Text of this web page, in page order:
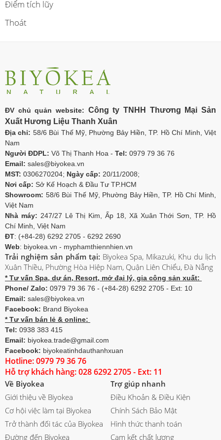
Điểm tích lũy
Thoát
ĐV chủ quản website: Công ty TNHH Thương Mại Sản
Xuất Hương Liệu Thanh Xuân
Địa chỉ: 58/6 Bùi Thế Mỹ, Phường Bảy Hiền, TP. Hồ Chí Minh, Việt
Nam
Người ĐDPL: Võ Thị Thanh Hoa - Tel: 0979 79 36 76
Email: sales@biyokea.vn
MST: 0306270204; Ngày cấp: 20/11/2008;
Nơi cấp: Sở Kế Hoạch & Đầu Tư TP.HCM
Showroom: 58/6 Bùi Thế Mỹ, Phường Bảy Hiền, TP. Hồ Chí Minh,
Việt Nam
Nhà máy: 247/27 Lê Thị Kim, Ấp 18, Xã Xuân Thới Sơn, TP. Hồ
Chí Minh, Việt Nam
ĐT: (+84-28) 6292 2705 - 6292 2690
Web: biyokea.vn - myphamthiennhien.vn
Trải nghiệm sản phẩm tại: Biyokea Spa, Mikazuki, Khu du lịch
Xuân Thiều, Phường Hòa Hiệp Nam, Quận Liên Chiểu, Đà Nẵng
* Tư vấn Spa, dự án, Resort, mở đại lý, gia công sản xuất:
Phone/ Zalo: 0979 79 36 76 - (+84-28) 6292 2705 - Ext: 10
Email: sales@biyokea.vn
Facebook: Brand Biyokea
* Tư vấn bán lẻ & online:
Tel: 0938 383 415
Email: biyokea.trade@gmail.com
Facebook: biyokeatinhdauthanhxuan
Hotline: 0979 79 36 76
Hỗ trợ khách hàng: 028 6292 2705 - Ext: 11
Về Biyokea
Giới thiệu về Biyokea
Cơ hội việc làm tại Biyokea
Trở thành đối tác của Biyokea
Đường đến Biyokea
Trợ giúp nhanh
Điều Khoản & Điều Kiện
Chính Sách Bảo Mật
Hình thức thanh toán
Cam kết chất lượng